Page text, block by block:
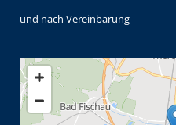
und nach Vereinbarung